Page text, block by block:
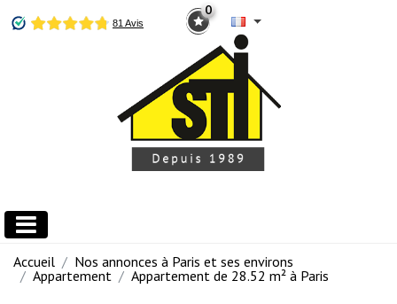
0
Accueil
Nos annonces à Paris et ses environs
Appartement
Appartement de 28.52 m² à Paris